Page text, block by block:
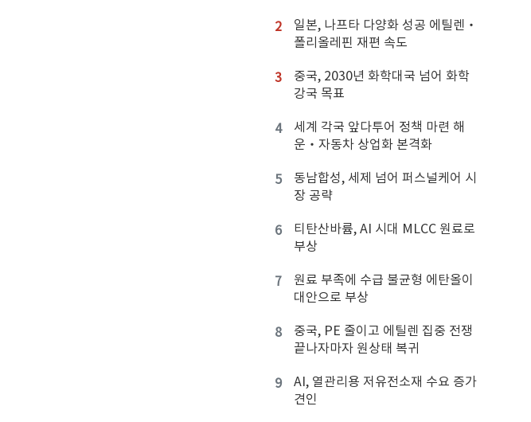
2
일본, 나프타 다양화 성공 에틸렌‧
폴리올레핀 재편 속도
3
중국, 2030년 화학대국 넘어 화학
강국 목표
4
세계 각국 앞다투어 정책 마련 해
운‧자동차 상업화 본격화
5
동남합성, 세제 넘어 퍼스널케어 시
장 공략
6
티탄산바륨, AI 시대 MLCC 원료로
부상
7
원료 부족에 수급 불균형 에탄올이
대안으로 부상
8
중국, PE 줄이고 에틸렌 집중 전쟁
끝나자마자 원상태 복귀
9
AI, 열관리용 저유전소재 수요 증가
견인